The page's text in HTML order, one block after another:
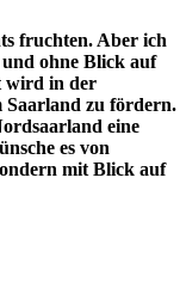
fruchten. Aber ich
ohne Blick auf
wird in der
Saarland zu fördern.
eine
es von
mit Blick auf